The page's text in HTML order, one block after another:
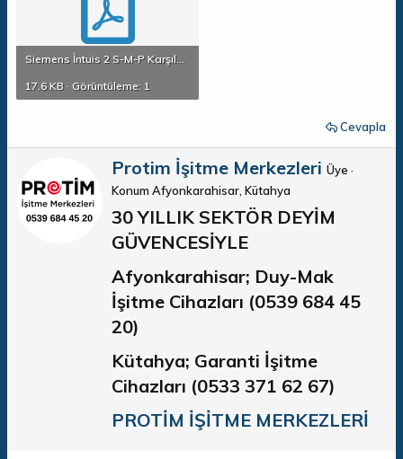
17.6 KB · Görüntüleme: 1
Cevapla
Y
a
z
a
r
Protim İşitme Merkezleri Üye ·
Konum Afyonkarahisar, Kütahya
30 YILLIK SEKTÖR DEYİM
GÜVENCESİYLE​
Afyonkarahisar; Duy-Mak
İşitme Cihazları (0539 684 45
20)
Kütahya; Garanti İşitme
Cihazları (0533 371 62 67)
PROTİM İŞİTME MERKEZLERİ